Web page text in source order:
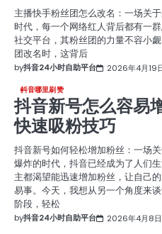
主播快手粉丝团怎么改名：一场关
时代，每一个网络红人背后都有一
社交平台，其粉丝团的力量不容小
团改名时，这背后
by抖音24小时自助平台 2026年4月19
抖音哪里刷赞
抖音新号怎么容易
快速吸粉技巧
抖音新号如何轻松增加粉丝：一场
爆炸的时代，抖音已经成为了人们
主都渴望能迅速增加粉丝，让自己
易事。今天，我想从另一个角度来
阶段，轻松
by抖音24小时自助平台 2026年4月8日